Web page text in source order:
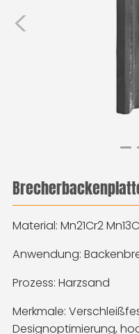
<
Material: Mn21Cr2
Anwendung:
Prozess: Harzsand
Merkmale:
Designoptimierung,